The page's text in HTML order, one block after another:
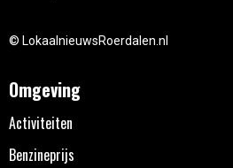
© LokaalnieuwsRoerdalen.nl
Omgeving
Activiteiten
Benzineprijs